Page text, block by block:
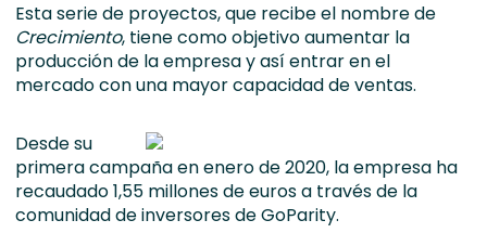
Esta serie de proyectos, que recibe el nombre de
Crecimiento, tiene como objetivo aumentar la
producción de la empresa y así entrar en el
mercado con una mayor capacidad de ventas.
Desde su
primera campaña en enero de 2020, la empresa ha
recaudado 1,55 millones de euros a través de la
comunidad de inversores de GoParity.